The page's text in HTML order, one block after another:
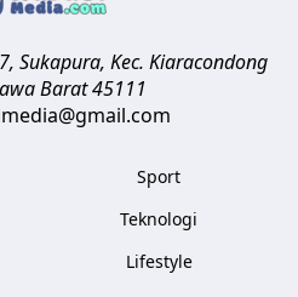
Sukapura, Kec. Kiaracondong
Barat45111
Sport
Teknologi
Lifestyle